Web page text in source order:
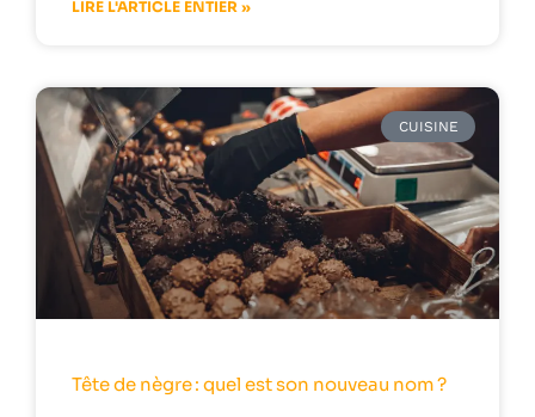
LIRE L'ARTICLE ENTIER »
CUISINE
Tête de nègre : quel est son nouveau nom ?